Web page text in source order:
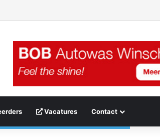
Vacatures Contact